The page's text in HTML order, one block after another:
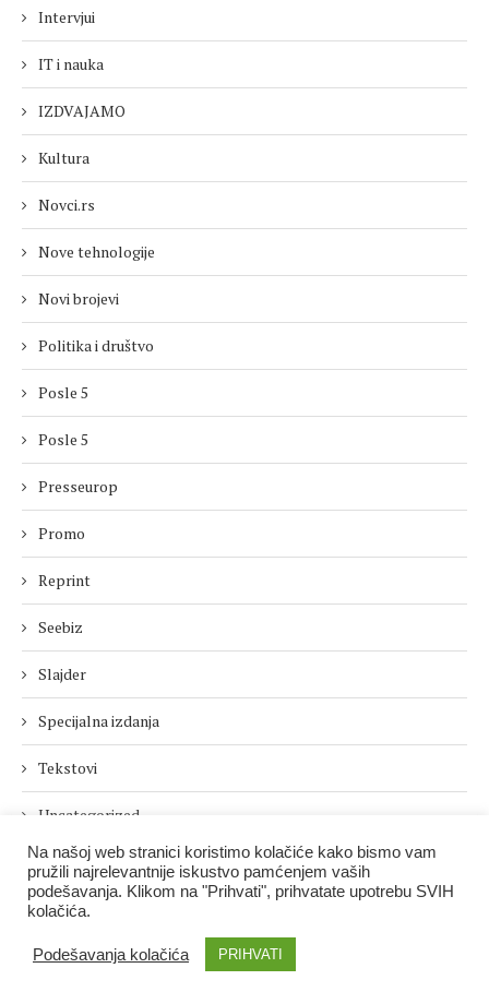
Intervjui
IT i nauka
IZDVAJAMO
Kultura
Novci.rs
Nove tehnologije
Novi brojevi
Politika i društvo
Posle 5
Posle 5
Presseurop
Promo
Reprint
Seebiz
Slajder
Specijalna izdanja
Tekstovi
Uncategorized
Vesti
Zabava
zlato
Na našoj web stranici koristimo kolačiće kako bismo vam
pružili najrelevantnije iskustvo pamćenjem vaših
podešavanja. Klikom na "Prihvati", prihvatate upotrebu SVIH
kolačića.
Podešavanja kolačića PRIHVATI